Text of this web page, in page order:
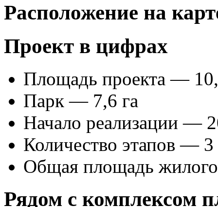
Расположение на
Проект в цифрах
Площадь проекта —
Парк — 7,6 га
Начало реализации —
Количество этапов — 3
Общая площадь
Рядом с комплексом